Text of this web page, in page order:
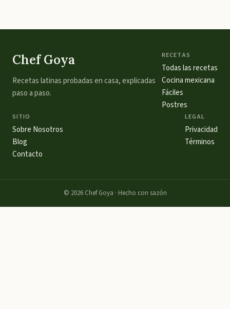
Chef Goya
Recetas latinas probadas en casa, explicadas
paso a paso.
RECETAS
Todas las recetas
Cocina mexicana
Fáciles
Postres
SITIO
Sobre Nosotros
Blog
Contacto
LEGAL
Privacidad
Términos
© 2026Chef Goya · Hecho con sazón